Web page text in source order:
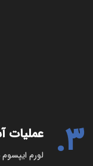
3. عملیات
لورم